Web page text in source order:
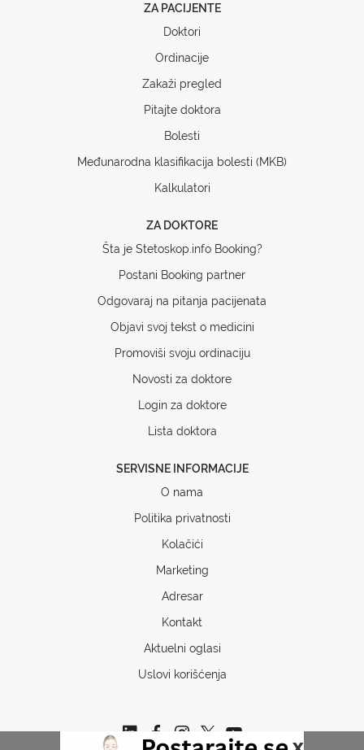
ZA PACIJENTE
Doktori
Ordinacije
Zakaži pregled
Pitajte doktora
Bolesti
Međunarodna klasifikacija bolesti (MKB)
Kalkulatori
ZA DOKTORE
Šta je Stetoskop.info Booking?
Postani Booking partner
Odgovaraj na pitanja pacijenata
Objavi svoj tekst o medicini
Promoviši svoju ordinaciju
Novosti za doktore
Login za doktore
Lista doktora
SERVISNE INFORMACIJE
O nama
Politika privatnosti
Kolačići
Marketing
Adresar
Kontakt
Aktuelni oglasi
Uslovi korišćenja